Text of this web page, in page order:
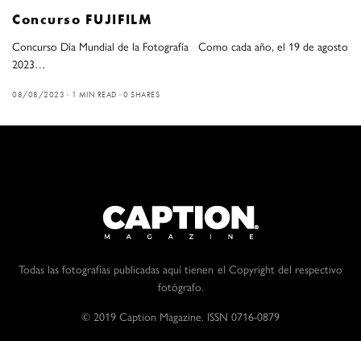
Concurso FUJIFILM
Concurso Día Mundial de la Fotografía Como cada año, el 19 de agosto
2023…
08/08/2023 1 MIN READ 0 SHARES
Todas las fotografías publicadas aquí tienen el Copyright del respectivo
fotógrafo.
© 2019 Caption Magazine. ISSN 0716-0879